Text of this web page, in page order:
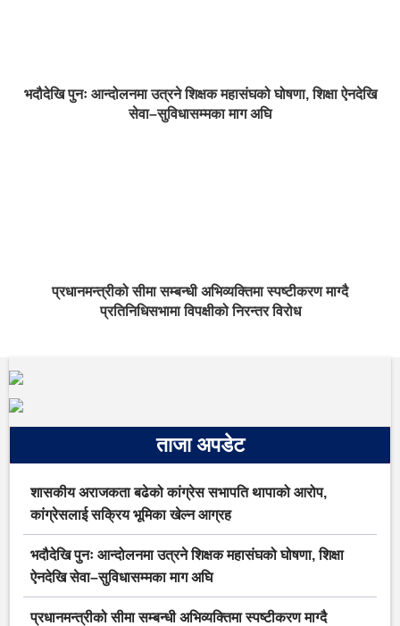
भदौदेखि पुनः आन्दोलनमा उत्रने शिक्षक महासंघको घोषणा, शिक्षा ऐनदेखि
सेवा–सुविधासम्मका माग अघि
प्रधानमन्त्रीको सीमा सम्बन्धी अभिव्यक्तिमा स्पष्टीकरण माग्दै
प्रतिनिधिसभामा विपक्षीको निरन्तर विरोध
ताजा अपडेट
शासकीय अराजकता बढेको कांग्रेस सभापति थापाको आरोप,
कांग्रेसलाई सक्रिय भूमिका खेल्न आग्रह
भदौदेखि पुनः आन्दोलनमा उत्रने शिक्षक महासंघको घोषणा, शिक्षा
ऐनदेखि सेवा–सुविधासम्मका माग अघि
प्रधानमन्त्रीको सीमा सम्बन्धी अभिव्यक्तिमा स्पष्टीकरण माग्दै